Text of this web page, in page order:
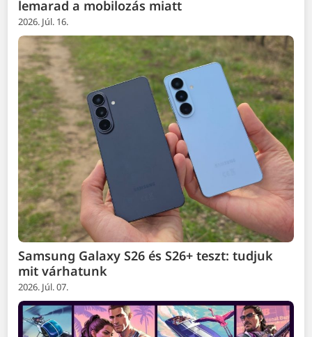
lemarad a mobilozás miatt
2026. Júl. 16.
Samsung Galaxy S26 és S26+ teszt: tudjuk
mit várhatunk
2026. Júl. 07.